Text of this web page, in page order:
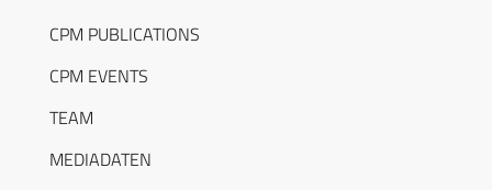
CPM PUBLICATIONS
CPM EVENTS
TEAM
MEDIADATEN